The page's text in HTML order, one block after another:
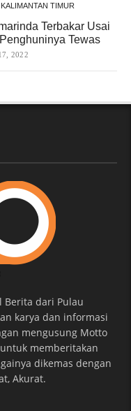
KALIMANTAN TIMUR
Terbakar Usai
Tewas
2022
Berita dari Pulau
karya dan informasi
mengusung Motto
memberitakan
dikemas dengan
Akurat.